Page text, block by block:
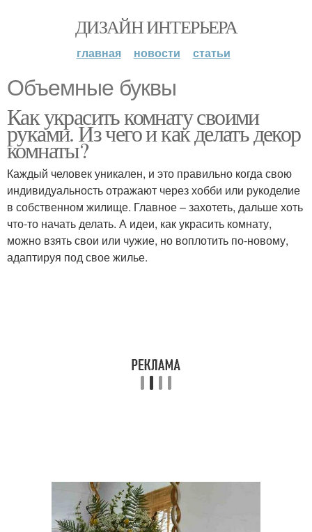
ДИЗАЙН ИНТЕРЬЕРА
главная новости статьи
Объемные буквы
Как украсить комнату своими
руками. Из чего и как делать декор
комнаты?
Каждый человек уникален, и это правильно когда свою
индивидуальность отражают через хобби или рукоделие
в собственном жилище. Главное – захотеть, дальше хоть
что-то начать делать. А идеи, как украсить комнату,
можно взять свои или чужие, но воплотить по-новому,
адаптируя под свое жилье.